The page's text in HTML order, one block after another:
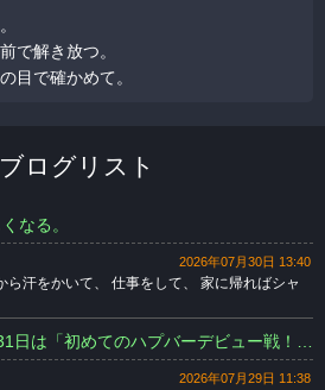
で解き放つ。
目で確かめて。
ブログリスト
なる。
2026年07月30日 13:40
# 【イベント予告！】7月31日は「初めてのハプバーデビュー戦！」開催します！
2026年07月29日 11:38